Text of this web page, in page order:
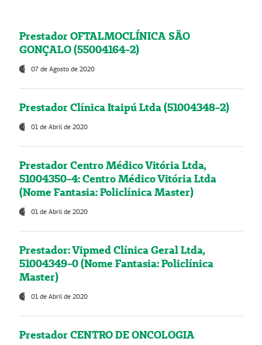
Prestador OFTALMOCLÍNICA SÃO
GONÇALO (55004164-2)
07 de Agosto de 2020
Prestador Clínica Itaipú Ltda (51004348-2)
01 de Abril de 2020
Prestador Centro Médico Vitória Ltda,
51004350-4: Centro Médico Vitória Ltda
(Nome Fantasia: Policlínica Master)
01 de Abril de 2020
Prestador: Vipmed Clínica Geral Ltda,
51004349-0 (Nome Fantasia: Policlínica
Master)
01 de Abril de 2020
Prestador CENTRO DE ONCOLOGIA